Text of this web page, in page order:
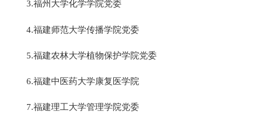
3.福州大学化学学院党委
4.福建师范大学传播学院党委
5.福建农林大学植物保护学院党委
6.福建中医药大学康复医学院
7.福建理工大学管理学院党委